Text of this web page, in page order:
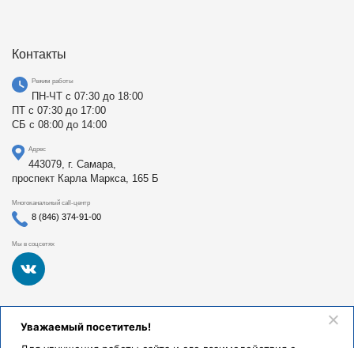
Контакты
Режим работы
ПН-ЧТ с 07:30 до 18:00
ПТ с 07:30 до 17:00
СБ с 08:00 до 14:00
Адрес
443079, г. Самара,
проспект Карла Маркса, 165 Б
Многоканальный call-центр
8 (846) 374-91-00
Мы в соцсетях
Федеральное государственное бюджетное образовательное
учреждение высшего образования «Самарский
Уважаемый посетитель!